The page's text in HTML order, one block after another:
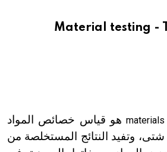
Material testing -
هو قياس خصائص المواد
وتفيد النتائج المستخلصة من